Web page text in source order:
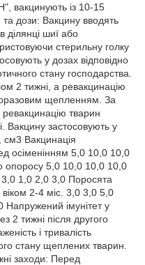
вакцинують із 10-15
та дози: Вакцину вводять
ділянці шиї або
стерильну голку
у дозах відповідно
стану господарства.
2 тижні, а ревакцинацію
щепленням. За
ревакцинацію тварин
Вакцину застосовують у
см3 Вакцинація
осіменінням 5,0 10,0 10,0
опоросу 5,0 10,0 10,0 10,0
3,0 1,0 2,0 3,0 Поросята
2-4 міс. 3,0 3,0 5,0
імунітет у
2 тижні після другого
і тривалість
стану щеплених тварин.
заходи: Перед